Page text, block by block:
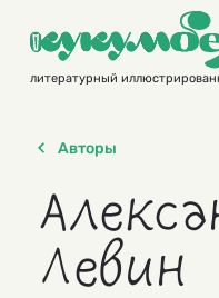
contentлитературный
Авторы
Левин